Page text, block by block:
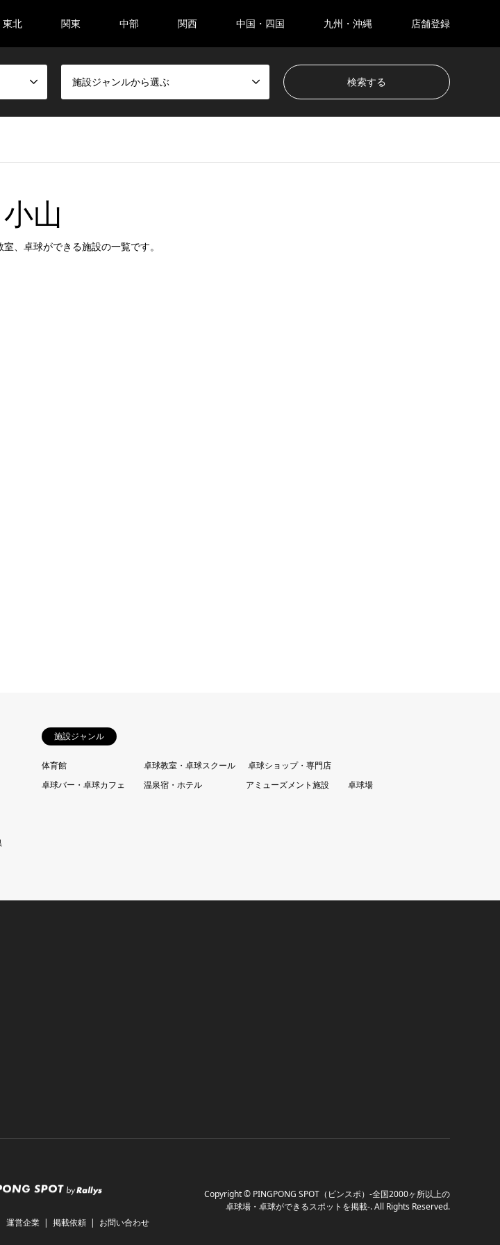
東北 関東 中部 関西 中国・四国 九州・沖縄 店舗登録
施設ジャンルから選ぶ
小山
、卓球ができる施設の一覧です。
施設ジャンル
体育館 卓球教室・卓球スクール
卓球ショップ・専門店
卓球バー・卓球カフェ
温泉宿・ホテル アミューズメント施設 卓球場
運営企業 掲載依頼 お問い合わせ
Copyright© PINGPONG SPOT（ピンスポ）-全国2000ヶ所以上の
卓球場・卓球ができるスポットを掲載-. All Rights Reserved.